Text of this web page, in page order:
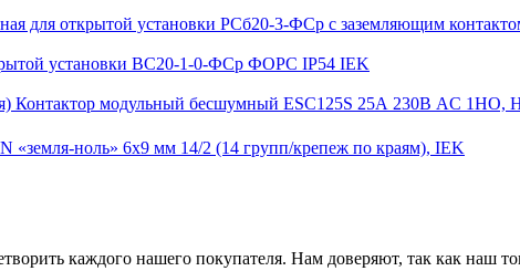
для открытой установки РСб20-3-ФСр с заземляющим
установки ВС20-1-0-ФСр ФОРС IP54 IEK
Контактор модульный бесшумный ESC125S 25А 230В AC 1НО,
«земля-ноль» 6x9 мм 14/2 (14 групп/крепеж по краям), IEK
каждого нашего покупателя. Нам доверяют, так как наш